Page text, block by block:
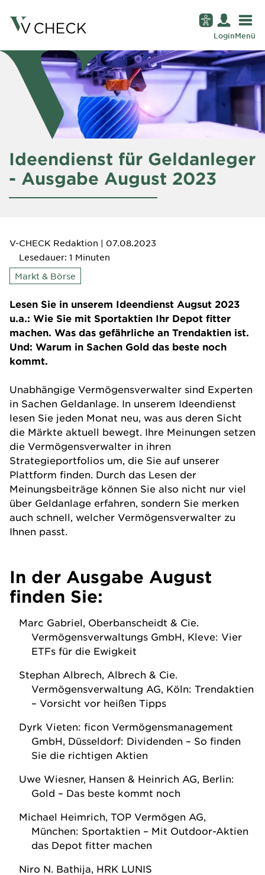
LoginMenü
Ideendienst für Geldanleger
- Ausgabe August 2023
V-CHECK Redaktion | 07.08.2023
Lesedauer: 1 Minuten
Markt & Börse
Lesen Sie in unserem Ideendienst Augsut 2023
u.a.: Wie Sie mit Sportaktien Ihr Depot fitter
machen. Was das gefährliche an Trendaktien ist.
Und: Warum in Sachen Gold das beste noch
kommt.
Unabhängige Vermögens­verwalter sind Experten
in Sachen Geldanlage. In unserem Ideendienst
lesen Sie jeden Monat neu, was aus deren Sicht
die Märkte aktuell bewegt. Ihre Meinungen setzen
die Vermögens­verwalter in ihren
Strategieportfolios um, die Sie auf unserer
Plattform finden. Durch das Lesen der
Meinungsbeiträge können Sie also nicht nur viel
über Geldanlage erfahren, sondern Sie merken
auch schnell, welcher Vermögens­verwalter zu
Ihnen passt.
In der Ausgabe August
finden Sie:
Marc Gabriel, Oberbanscheidt & Cie.
Vermögensverwaltungs GmbH, Kleve: Vier
ETFs für die Ewigkeit
Stephan Albrech, Albrech & Cie.
Vermögensverwaltung AG, Köln: Trendaktien
– Vorsicht vor heißen Tipps
Dyrk Vieten: ficon Vermögensmanagement
GmbH, Düsseldorf: Dividenden – So finden
Sie die richtigen Aktien
Uwe Wiesner, Hansen & Heinrich AG, Berlin:
Gold – Das beste kommt noch
Michael Heimrich, TOP Vermögen AG,
München: Sportaktien – Mit Outdoor-Aktien
das Depot fitter machen
Niro N. Bathija, HRK LUNIS